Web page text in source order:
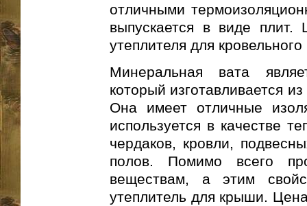
отличными
выпускается в виде плит.
утеплителя для
Минеральная вата
который изготавливается
Она имеет отличные
используется в качестве
чердаков, кровли,
полов. Помимо всего
веществам, а этим
утеплитель для крыши.